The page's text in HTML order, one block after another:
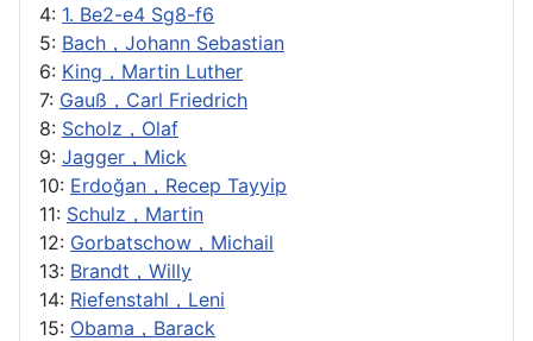
4: 1. Be2-e4 Sg8-f6
5: Bach，Johann Sebastian
6: King，Martin Luther
7: Gauß，Carl Friedrich
8: Scholz，Olaf
9: Jagger，Mick
10: Erdoğan，Recep Tayyip
11: Schulz，Martin
12: Gorbatschow，Michail
13: Brandt，Willy
14: Riefenstahl，Leni
15: Obama，Barack